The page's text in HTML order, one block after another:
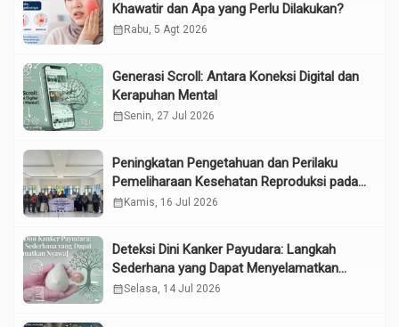
Khawatir dan Apa yang Perlu Dilakukan?
calendar_month Rabu, 5 Agt 2026
Generasi Scroll: Antara Koneksi Digital dan
Kerapuhan Mental
calendar_monthSenin, 27 Jul 2026
Peningkatan Pengetahuan dan Perilaku
Pemeliharaan Kesehatan Reproduksi pada
Lansia melalui Edukasi dan Konseling di
calendar_month Kamis, 16 Jul 2026
Deteksi Dini Kanker Payudara: Langkah
Sederhana yang Dapat Menyelamatkan
Nyawa
calendar_monthSelasa, 14 Jul 2026